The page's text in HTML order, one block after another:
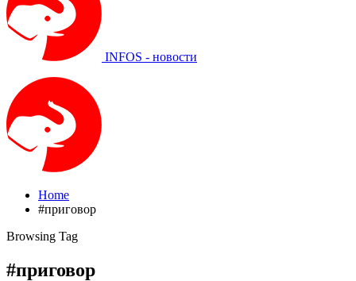
INFOS - новости
Home
#приговор
Browsing Tag
#приговор